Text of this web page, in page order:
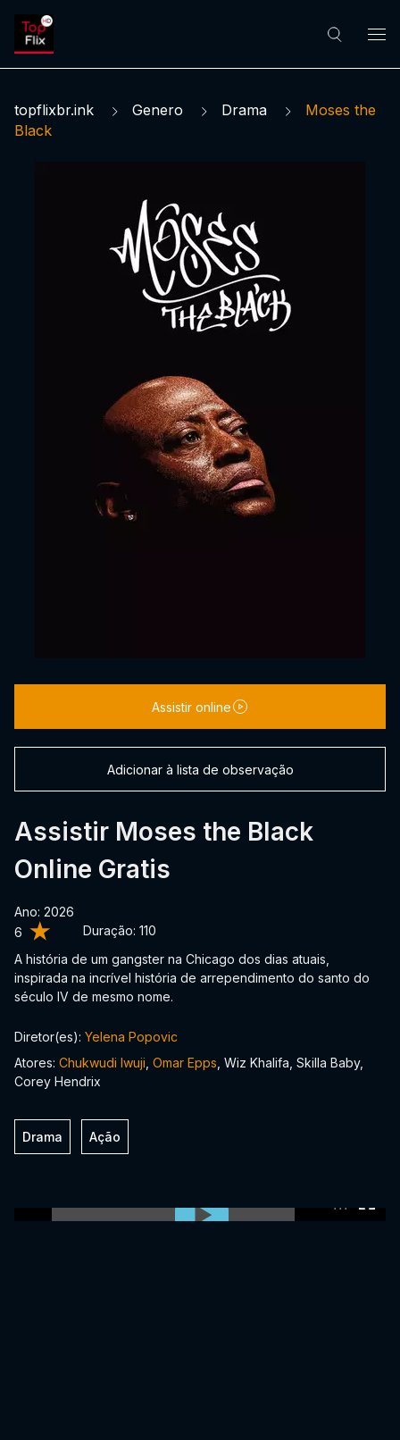
topflixbr.ink Genero Drama
Moses the
Black
6 Duração: 110
Assistir Moses the Black
Online Gratis
Ano: 2026
A história de um gangster na Chicago dos dias atuais,
inspirada na incrível história de arrependimento do santo do
século IV de mesmo nome.
Assistir online
Adicionar à lista de observação
Diretor(es): Yelena Popovic
Atores: Chukwudi Iwuji Omar Epps , Wiz Khalifa, Skilla Baby,
Corey Hendrix
Drama Ação